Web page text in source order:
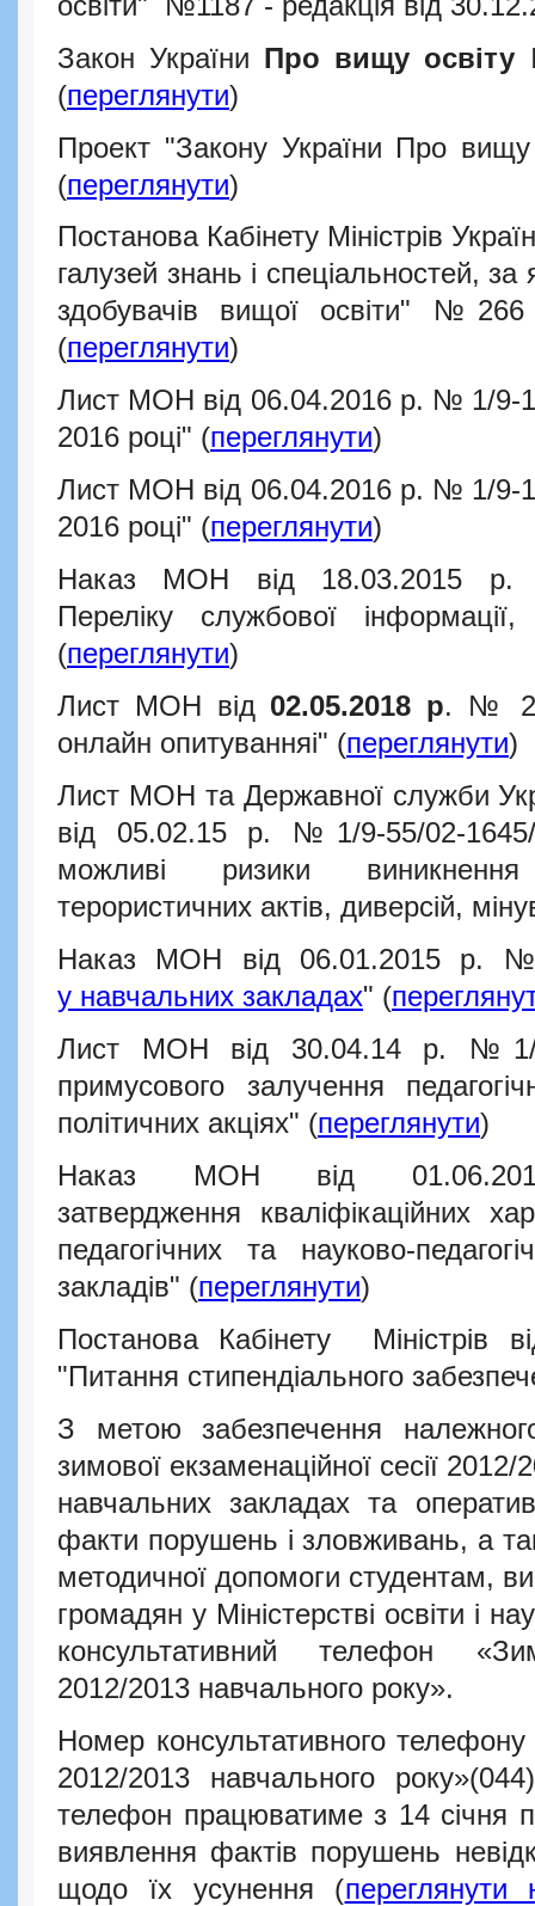
Закон України Про вищу освіту
(переглянути)
Проект "Закону України Про
(переглянути)
Постанова Кабінету Міністрів
галузей знань і спеціальностей, за
здобувачів вищої освіти"
(переглянути)
Лист МОН від 06.04.2016 р. № 1/9-
2016 році" (переглянути)
Лист МОН від 06.04.2016 р. № 1/9-
2016 році" (переглянути)
Наказ МОН від 18.03.2015
Переліку службової
(переглянути)
Лист МОН від 02.05.2018 р. №
онлайн опитуванняі" (переглянути)
Лист МОН та Державної служби
від 05.02.15 р. №1/9-55/02-
можливі ризики
терористичних актів, диверсій,
Наказ МОН від 06.01.2015 р.
у навчальних закладах" (
Лист МОН від 30.04.14 р. №1/9-
примусового залучення
політичних акціях" (переглянути)
Наказ МОН від
затвердження кваліфікаційних
педагогічних та науково-
закладів" (переглянути)
Постанова Кабінету Міністрів
"Питання стипендіального
З метою забезпечення
зимової екзаменаційної сесії
навчальних закладах та
факти порушень і зловживань, а
методичної допомоги студентам,
громадян у Міністерстві освіти і
консультативний телефон
2012/2013 навчального року».
Номер консультативного
2012/2013 навчального
телефон працюватиме з 14 січня
виявлення фактів порушень
щодо їх усунення (